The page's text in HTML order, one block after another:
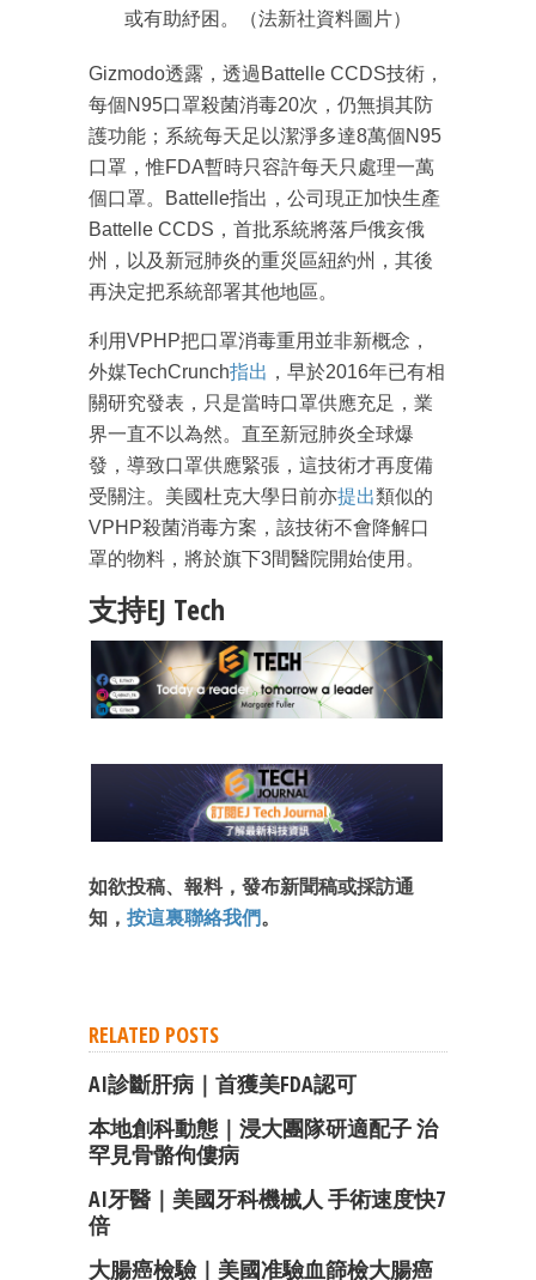
或有助紓困。（法新社資料圖片）
Gizmodo透露，透過Battelle CCDS技術，
每個N95口罩殺菌消毒20次，仍無損其防
護功能；系統每天足以潔淨多達8萬個N95
口罩，惟FDA暫時只容許每天只處理一萬
個口罩。Battelle指出，公司現正加快生產
Battelle CCDS，首批系統將落戶俄亥俄
州，以及新冠肺炎的重災區紐約州，其後
再決定把系統部署其他地區。
利用VPHP把口罩消毒重用並非新概念，
外媒TechCrunch指出 ，早於2016年已有相
關研究發表，只是當時口罩供應充足，業
界一直不以為然。直至新冠肺炎全球爆
發，導致口罩供應緊張，這技術才再度備
受關注。美國杜克大學日前亦提出類似的
VPHP殺菌消毒方案，該技術不會降解口
罩的物料，將於旗下3間醫院開始使用。
支持EJ Tech
如欲投稿、報料，發布新聞稿或採訪通
知， 按這裏聯絡我們。
RELATED POSTS
AI診斷肝病｜首獲美FDA認可
本地創科動態｜浸大團隊研適配子 治
罕見骨骼佝僂病
AI牙醫｜美國牙科機械人 手術速度快7
倍
大腸癌檢驗｜美國准驗血篩檢大腸癌
最新資訊（附創業懶人包）
箱！